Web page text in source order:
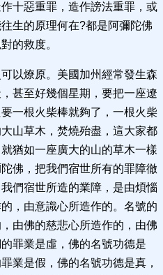
十惡重罪，造作謗法重罪，或
生的原理何在?都是阿彌陀佛
的救度。
以燎原。美國加州經常發生森
甚至好幾個星期，要把一座遼
一根火柴棒就夠了，一根火柴
山草木，焚燒殆盡，這大家都
猶如一座廣大的山的草木一樣
佛，把我們宿世所有的罪障徹
們宿世所造的業障，是由煩惱
，由意識心所造作的。名號的
由佛的慈悲心所造作的，由佛
罪業是虛，佛的名號功德是
業是假，佛的名號功德是真，